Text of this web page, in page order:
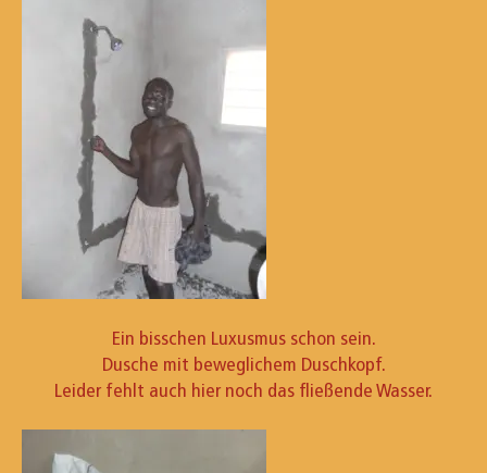
Ein bisschen Luxusmus schon sein.
Dusche mit beweglichem Duschkopf.
Leider fehlt auch hier noch das fließende Wasser.